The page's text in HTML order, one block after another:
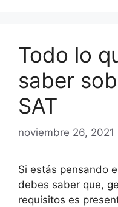
Todo lo
saber
SAT
noviembre 26, 2021
Si estás pensando
debes saber que,
requisitos es